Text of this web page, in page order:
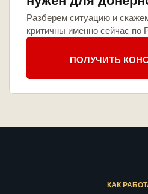
Разберем ситуацию и
критичны именно сейчас по
ПОЛУЧИТЬ
КАК